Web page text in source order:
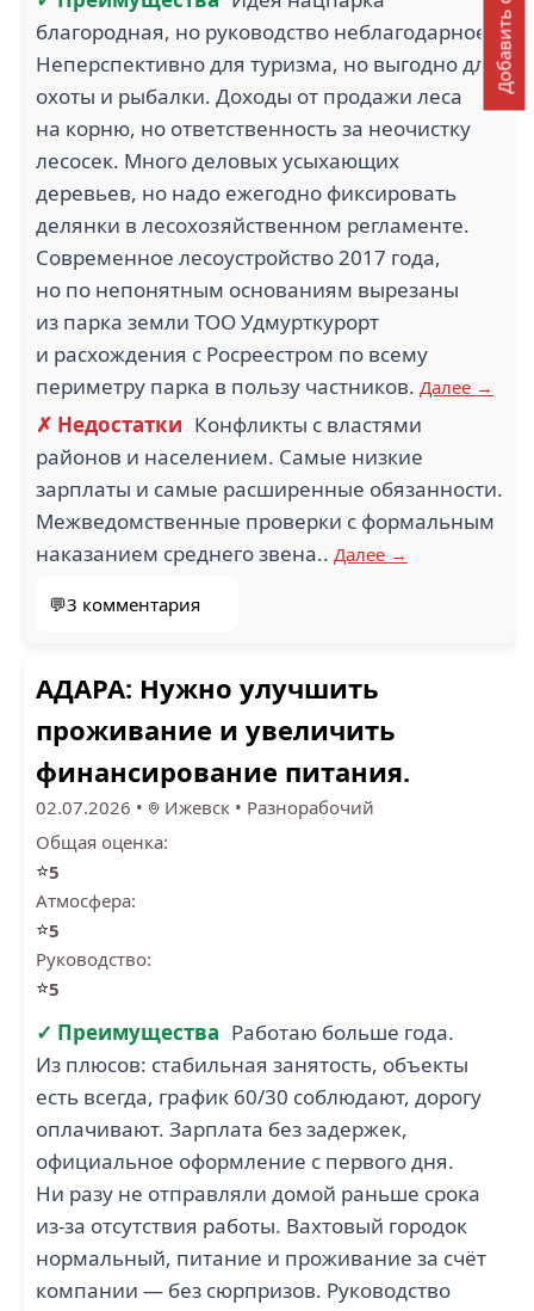
благородная, но руководство неблагодарное.
Неперспективно для туризма, но выгодно для
охоты и рыбалки. Доходы от продажи леса
на корню, но ответственность за неочистку
лесосек. Много деловых усыхающих
деревьев, но надо ежегодно фиксировать
делянки в лесохозяйственном регламенте.
Современное лесоустройство 2017 года,
но по непонятным основаниям вырезаны
из парка земли ТОО Удмурткурорт
и расхождения с Росреестром по всему
периметру парка в пользу частников. Далее →
✗ Недостатки Конфликты с властями
районов и населением. Самые низкие
зарплаты и самые расширенные обязанности.
Межведомственные проверки с формальным
наказанием среднего звена.. Далее →
💬3 комментария
АДАРА: Нужно улучшить
проживание и увеличить
финансирование питания.
02.07.2026 • Ижевск • Разнорабочий
Общая оценка:
⭐5
Атмосфера:
⭐5
Руководство:
⭐5
✓ Преимущества Работаю больше года.
Из плюсов: стабильная занятость, объекты
есть всегда, график 60/30 соблюдают, дорогу
оплачивают. Зарплата без задержек,
официальное оформление с первого дня.
Ни разу не отправляли домой раньше срока
из-за отсутствия работы. Вахтовый городок
нормальный, питание и проживание за счёт
компании — без сюрпризов. Руководство